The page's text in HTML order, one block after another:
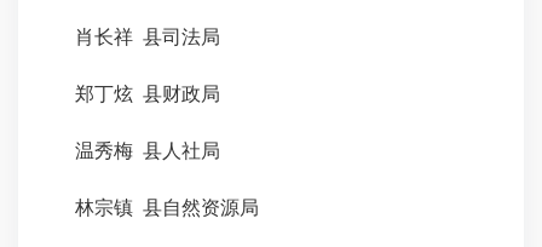
肖长祥 县司法局
郑丁炫 县财政局
温秀梅 县人社局
林宗镇 县自然资源局